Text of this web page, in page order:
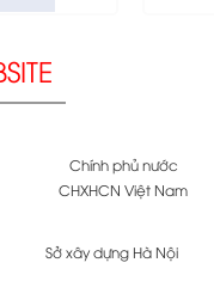
Chính phủ nước
CHXHCN Việt Nam
Sở xây dựng Hà Nội